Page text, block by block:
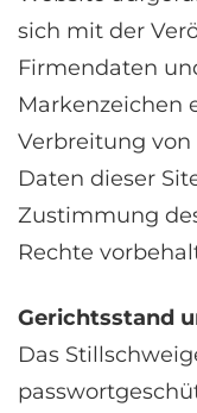
sich mit der
Firmendaten
Markenzeichen
Verbreitung
Daten dieser
Zustimmung
Rechte
Gerichtsstand
Das